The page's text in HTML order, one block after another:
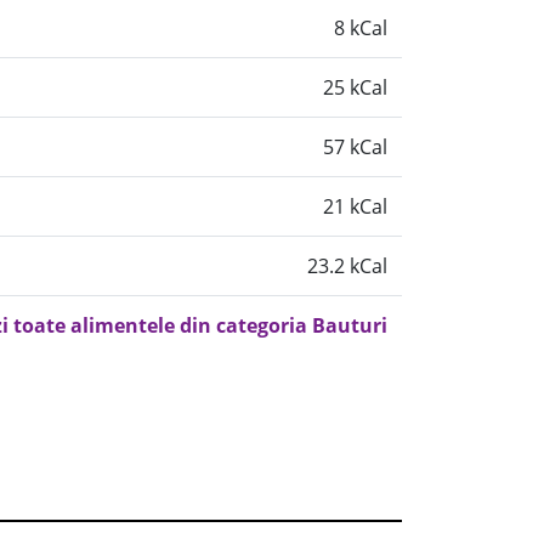
8 kCal
25 kCal
57 kCal
21 kCal
23.2 kCal
toate alimentele din categoria Bauturi